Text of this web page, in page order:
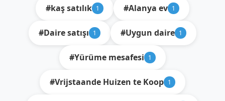
#kaş satılık 1 #Alanya ev 1
#Daire satışı 1 #Uygun daire 1
#Yürüme mesafesi 1
#Vrijstaande Huizen te Koop 1